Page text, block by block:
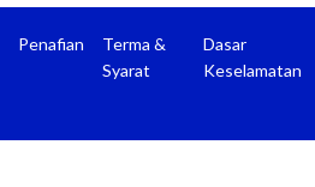
Penafian
Terma &
Syarat
Dasar
Keselamatan